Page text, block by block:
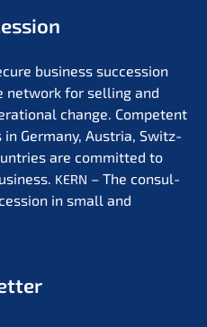
business succes­si­on
network for selling and
change. Compe­tent
Germa­ny, Austria, Switz­
are commit­ted to
KERN – The consul­
in small and